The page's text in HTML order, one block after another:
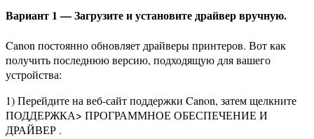
Вариант 1 — Загрузите и установите драйвер вручную.
Canon постоянно обновляет драйверы принтеров. Вот как
получить последнюю версию, подходящую для вашего
устройства:
1) Перейдите на веб-сайт поддержки Canon, затем щелкните
ПОДДЕРЖКА> ПРОГРАММНОЕ ОБЕСПЕЧЕНИЕ И
ДРАЙВЕР .